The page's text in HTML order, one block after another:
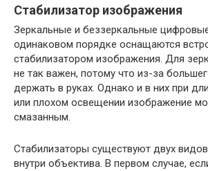
Стабилизатор изображения
Зеркальные и беззеркальные
одинаковом порядке оснащаются
стабилизатором изображения. Для
не так важен, потому что из-за
держать в руках. Однако и в них при
или плохом освещении изображение
смазанным.
Стабилизаторы существуют двух
внутри объектива. В первом случае,